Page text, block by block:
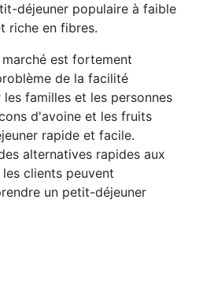
déjeuner populaire à faible
riche en fibres.
est fortement
de la facilité
familles et les personnes
d'avoine et les fruits
rapide et facile.
alternatives rapides aux
clients peuvent
un petit-déjeuner